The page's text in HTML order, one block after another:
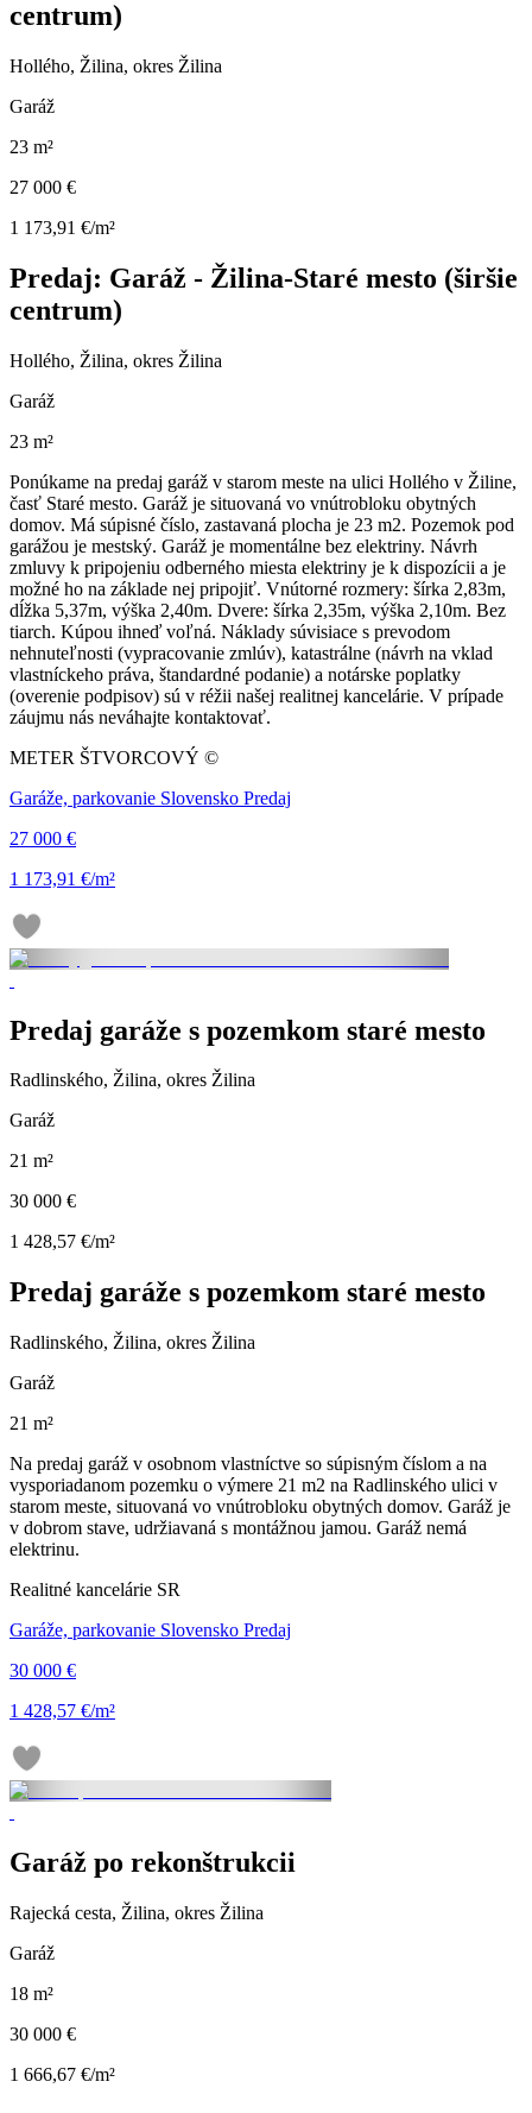
centrum)
Hollého, Žilina, okres Žilina
Garáž
23 m²
27 000 €
1 173,91 €/m²
Predaj: Garáž - Žilina-Staré mesto (širšie
centrum)
Hollého, Žilina, okres Žilina
Garáž
23 m²
Ponúkame na predaj garáž v starom meste na ulici Hollého v Žiline,
časť Staré mesto. Garáž je situovaná vo vnútrobloku obytných
domov. Má súpisné číslo, zastavaná plocha je 23 m2. Pozemok pod
garážou je mestský. Garáž je momentálne bez elektriny. Návrh
zmluvy k pripojeniu odberného miesta elektriny je k dispozícii a je
možné ho na základe nej pripojiť. Vnútorné rozmery: šírka 2,83m,
dĺžka 5,37m, výška 2,40m. Dvere: šírka 2,35m, výška 2,10m. Bez
tiarch. Kúpou ihneď voľná. Náklady súvisiace s prevodom
nehnuteľnosti (vypracovanie zmlúv), katastrálne (návrh na vklad
vlastníckeho práva, štandardné podanie) a notárske poplatky
(overenie podpisov) sú v réžii našej realitnej kancelárie. V prípade
záujmu nás neváhajte kontaktovať.
METER ŠTVORCOVÝ ©
Garáže, parkovanie Slovensko Predaj
27 000 €
1 173,91 €/m²
Predaj garáže s pozemkom staré mesto
Radlinského, Žilina, okres Žilina
Garáž
21 m²
30 000 €
1 428,57 €/m²
Predaj garáže s pozemkom staré mesto
Radlinského, Žilina, okres Žilina
Garáž
21 m²
Na predaj garáž v osobnom vlastníctve so súpisným číslom a na
vysporiadanom pozemku o výmere 21 m2 na Radlinského ulici v
starom meste, situovaná vo vnútrobloku obytných domov. Garáž je
v dobrom stave, udržiavaná s montážnou jamou. Garáž nemá
elektrinu.
Realitné kancelárie SR
Garáže, parkovanie Slovensko Predaj
30 000 €
1 428,57 €/m²
Garáž po rekonštrukcii
Rajecká cesta, Žilina, okres Žilina
Garáž
18 m²
30 000 €
1 666,67 €/m²